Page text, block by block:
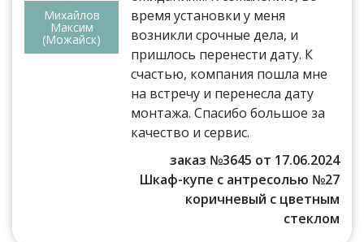
Михайлов
Максим
(Можайск)
время установки у меня
возникли срочные дела, и
пришлось перенести дату. К
счастью, компания пошла мне
на встречу и перенесла дату
монтажа. Спасибо большое за
качество и сервис.
заказ №3645 от 17.06.2024
Шкаф-купе с антресолью №27
коричневый с цветным
стеклом